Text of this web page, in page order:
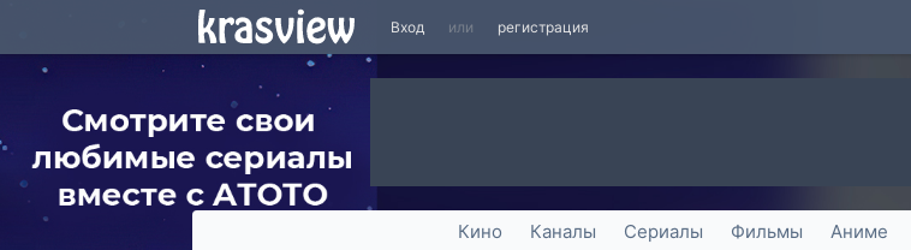
Вход или регистрация
Кино Каналы Сериалы Фильмы Аниме